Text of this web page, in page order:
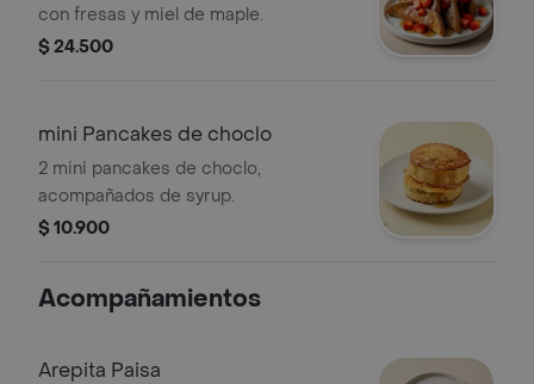
con fresas y miel de maple.
$ 24.500
mini Pancakes de choclo
2 mini pancakes de choclo,
acompañados de syrup.
$ 10.900
Acompañamientos
Arepita Paisa